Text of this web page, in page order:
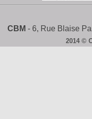
CBM - 6, Rue Blaise
2014 ©